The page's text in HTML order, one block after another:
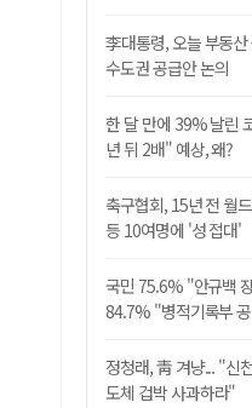
李대통령, 오늘 부동
수도권 공급안 논의
한 달 만에 39% 날린
년 뒤 2배" 예상, 왜?
축구협회, 15년 전 월
등 10여명에 '성 접대'
국민 75.6% "안규백
84.7% "병적기록부
정청래, 靑 겨냥... "신
도체 겁박 사과하라"